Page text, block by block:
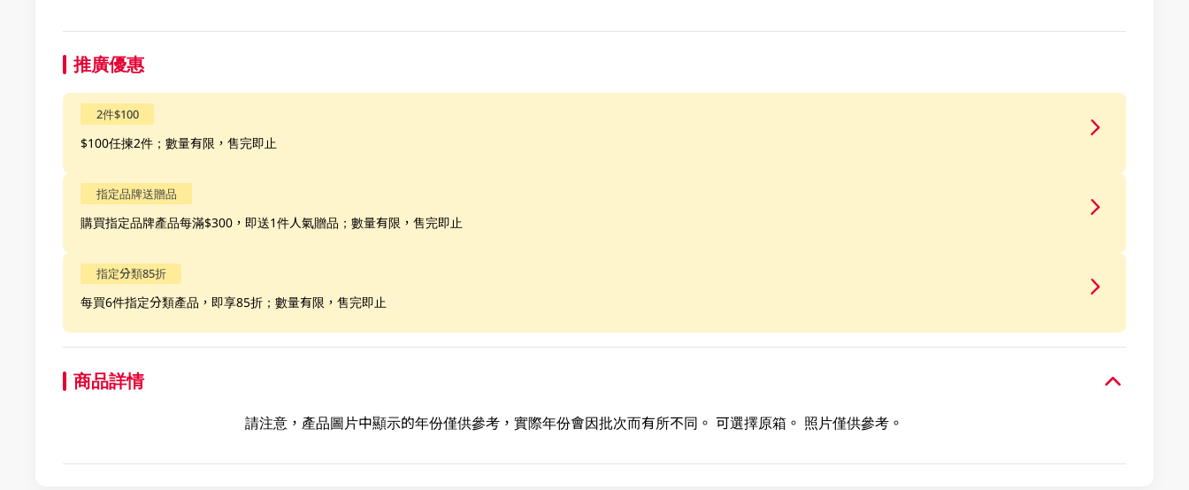
推廣優惠
2件$100
$100任揀2件；數量有限，售完即止
指定品牌送贈品
購買指定品牌產品每滿$300，即送1件人氣贈品；數量有限，售完即止
指定分類85折
每買6件指定分類產品，即享85折；數量有限，售完即止
商品詳情
請注意，產品圖片中顯示的年份僅供參考，實際年份會因批次而有所不同。 可選擇原箱。 照片僅供參考。